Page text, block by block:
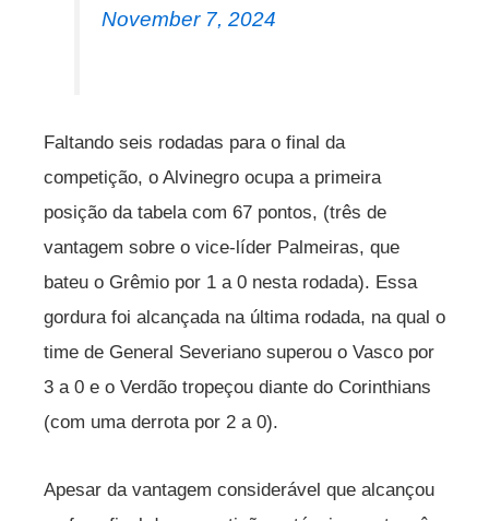
November 7, 2024
Faltando seis rodadas para o final da
competição, o Alvinegro ocupa a primeira
posição da tabela com 67 pontos, (três de
vantagem sobre o vice-líder Palmeiras, que
bateu o Grêmio por 1 a 0 nesta rodada). Essa
gordura foi alcançada na última rodada, na qual o
time de General Severiano superou o Vasco por
3 a 0 e o Verdão tropeçou diante do Corinthians
(com uma derrota por 2 a 0).
Apesar da vantagem considerável que alcançou